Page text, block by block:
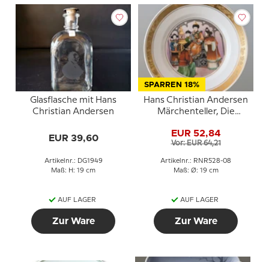
Glasflasche mit Hans
Christian Andersen
EUR 39,60
Artikelnr.: DG1949
Maß: H: 19 cm
AUF LAGER
Zur Ware
SPARREN 18%
Hans Christian Andersen
Märchenteller, Die
Copenhagen
EUR 52,84
Vor: EUR 64,21
Artikelnr.: RNR528-08
Maß: Ø: 19 cm
AUF LAGER
Zur Ware